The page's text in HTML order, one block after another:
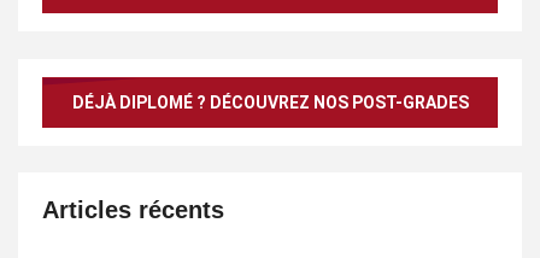
DÉJÀ DIPLOMÉ ? DÉCOUVREZ NOS POST-GRADES
Articles récents